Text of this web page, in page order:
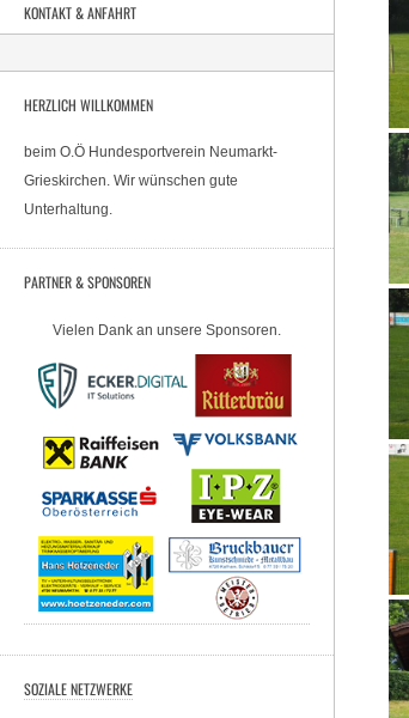
KONTAKT & ANFAHRT
HERZLICH WILLKOMMEN
beim O.Ö Hundesportverein Neumarkt-
Grieskirchen. Wir wünschen gute
Unterhaltung.
PARTNER & SPONSOREN
Vielen Dank an unsere Sponsoren.
SOZIALE NETZWERKE